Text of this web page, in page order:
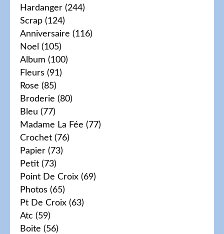
Hardanger (244)
Scrap (124)
Anniversaire (116)
Noel (105)
Album (100)
Fleurs (91)
Rose (85)
Broderie (80)
Bleu (77)
Madame La Fée (77)
Crochet (76)
Papier (73)
Petit (73)
Point De Croix (69)
Photos (65)
Pt De Croix (63)
Atc (59)
Boite (56)